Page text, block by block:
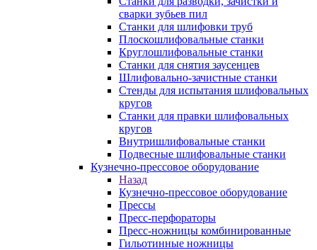
сварки зубьев пил
Станки для шлифовки труб
Плоскошлифовальные станки
Круглошлифовальные станки
Станки для снятия заусенцев
Шлифовально-зачистные станки
Стенды для испытания шлифовальных
кругов
Станки для правки шлифовальных
кругов
Внутришлифовальные станки
Подвесные шлифовальные станки
Кузнечно-прессовое оборудование
Назад
Кузнечно-прессовое оборудование
Прессы
Пресс-перфораторы
Пресс-ножницы комбинированные
Гильотинные ножницы